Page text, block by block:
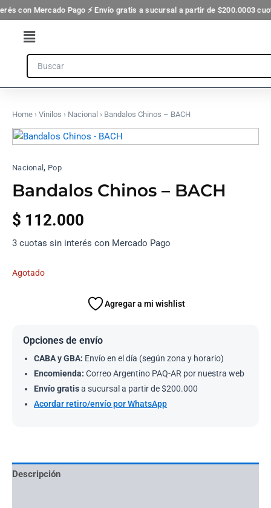
con Mercado Pago ⚡ Envío gratis a sucursal a partir de $200.0003
Ir
al
contenidoFlyout
Menu
Search
Home › Vinilos › Nacional › Bandalos Chinos – BACH
Nacional, Pop
Bandalos Chinos – BACH
$ 112.000
3 cuotas sin interés con Mercado Pago
Agotado
Agregar a mi wishlist
Opciones de envío
CABA y GBA: Envío en el día (según zona y horario)
Encomienda: Correo Argentino PAQ-AR por nuestra web
Envío gratisa sucursal a partir de $200.000
Acordar retiro/envío por WhatsApp
Descripción